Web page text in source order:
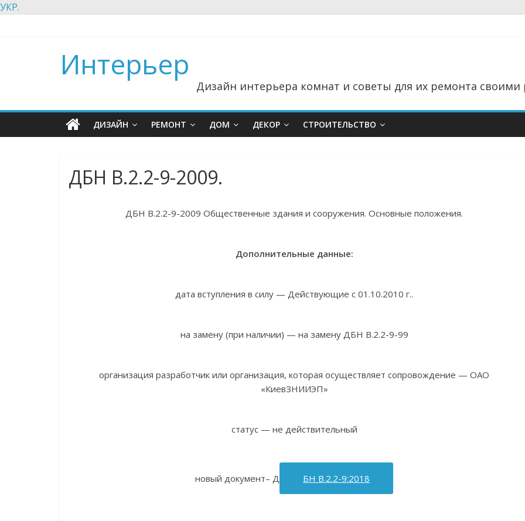
УКР.
Интерьер
Дизайн интерьера комнат и советы для их ремонта
ДИЗАЙН РЕМОНТ ДОМ ДЕКОР СТРОИТЕЛЬСТВО
ДБН В.2.2-9-2009.
ДБН В.2.2-9-2009 Общественные здания и сооружения. Основные положения.
Дополнительные данные:
дата вступления в силу — Действующие с 01.10.2010 г..
на замену (при наличии) — на замену ДБН В.2.2-9-99
организация разработчик или организация, которая осуществляет сопровождение — ОАО
«КиевЗНИИЭП»
статус — не действительный
новый документ– Д БН В.2.2-9:2018